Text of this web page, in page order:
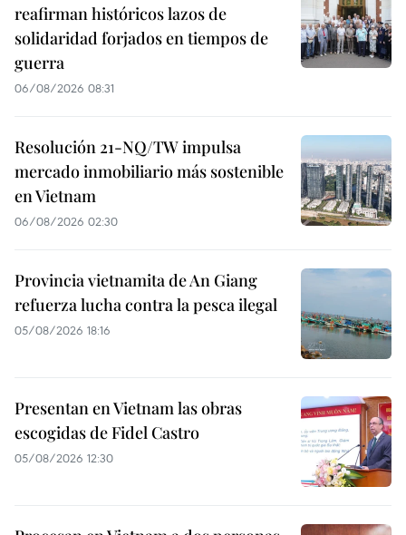
reafirman históricos lazos de
solidaridad forjados en tiempos de
guerra
06/08/2026 08:31
Resolución 21-NQ/TW impulsa
mercado inmobiliario más sostenible
en Vietnam
06/08/2026 02:30
Provincia vietnamita de An Giang
refuerza lucha contra la pesca ilegal
05/08/2026 18:16
Presentan en Vietnam las obras
escogidas de Fidel Castro
05/08/2026 12:30